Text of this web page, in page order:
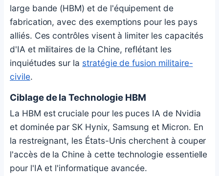
large bande (HBM) et de l'équipement de
fabrication, avec des exemptions pour les pays
alliés. Ces contrôles visent à limiter les capacités
d'IA et militaires de la Chine, reflétant les
inquiétudes sur la stratégie de fusion militaire-
civile.
Ciblage de la Technologie HBM
La HBM est cruciale pour les puces IA de Nvidia
et dominée par SK Hynix, Samsung et Micron. En
la restreignant, les États-Unis cherchent à couper
l'accès de la Chine à cette technologie essentielle
pour l'IA et l'informatique avancée.